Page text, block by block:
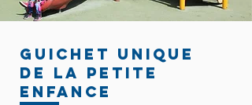
GUICHET UNIQUE
DE LA PETITE
ENFANCE